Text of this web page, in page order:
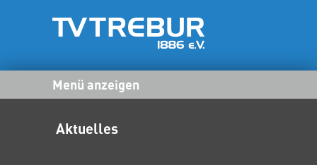
Menü anzeigen
Aktuelles